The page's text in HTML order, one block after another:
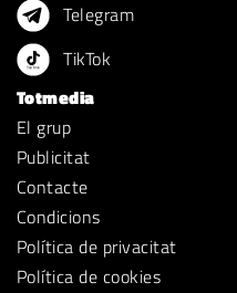
Telegram
TikTok
Totmedia
El grup
Publicitat
Contacte
Condicions
Política de privacitat
Política de cookies